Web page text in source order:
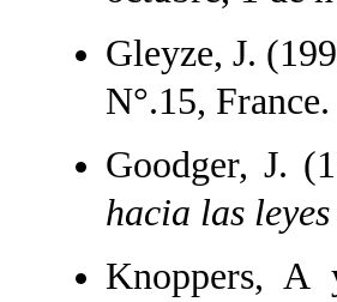
Gleyze, J.
N°.15, France.
Goodger, J.
hacia las
Knoppers,